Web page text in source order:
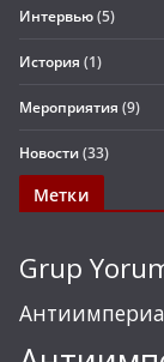
Интервью(5)
История (1)
Мероприятия (9)
Новости(33)
Метки
Grup